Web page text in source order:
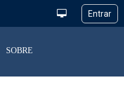
SOBRE